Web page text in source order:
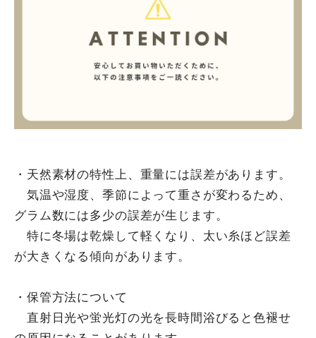
・天然素材の特性上、重量には誤差があります。
気温や湿度、季節によって重さが変わるため、
グラム数には多少の誤差が生じます。
特に冬場は乾燥して軽くなり、太い糸ほど誤差
が大きくなる傾向があります。
・保管方法について
直射日光や蛍光灯の光を長時間浴びると色褪せ